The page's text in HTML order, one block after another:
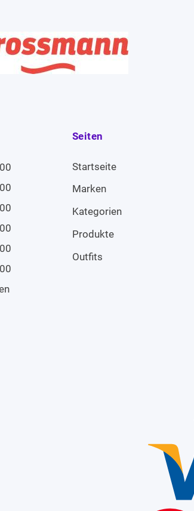
Seiten
Startseite
Marken
Kategorien
Produkte
Outfits